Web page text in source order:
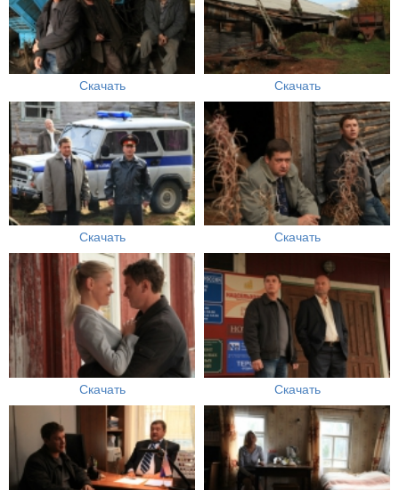
Скачать Скачать
Скачать Скачать
Скачать Скачать